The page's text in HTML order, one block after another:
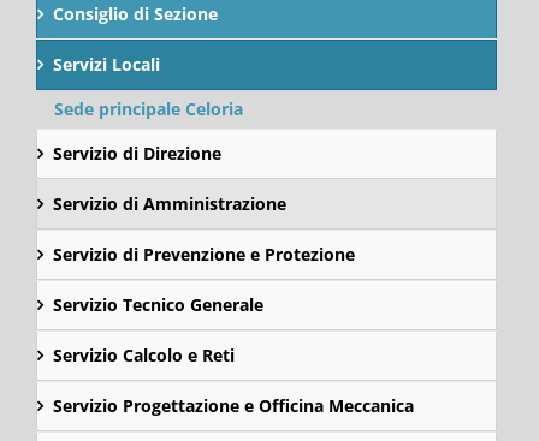
Consiglio di Sezione
Servizi Locali
Sede principale Celoria
Servizio di Direzione
Servizio di Amministrazione
Servizio di Prevenzione e Protezione
Servizio Tecnico Generale
Servizio Calcolo e Reti
Servizio Progettazione e Officina Meccanica